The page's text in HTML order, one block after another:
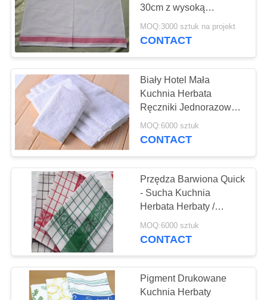
Gazebo składany
namiot
22
Odkryty namiot
kempingowy
22
30cm z wysoką
trwałością kolorów
MOQ:3000 sztuk na projekt
CONTACT
Biały Hotel Mała
Kuchnia Herbata
Ręczniki Jednorazowe Z
Bawełną Mieszaną
Tkaninę
MOQ:6000 sztuk
CONTACT
Przędza Barwiona Quick
- Sucha Kuchnia
Herbata Herbaty /
Ręczniki Bawełniane
Ręczniki Do Samolotu
MOQ:6000 sztuk
CONTACT
Pigment Drukowane
Kuchnia Herbaty